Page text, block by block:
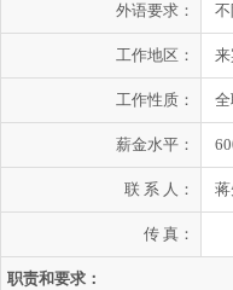
外语要求： 不
工作地区：
工作性质：
薪金水平：
联 系 人： 蒋
传 真：
职责和要求：